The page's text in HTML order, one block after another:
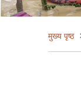
पग
मुख्य पृष्ठ